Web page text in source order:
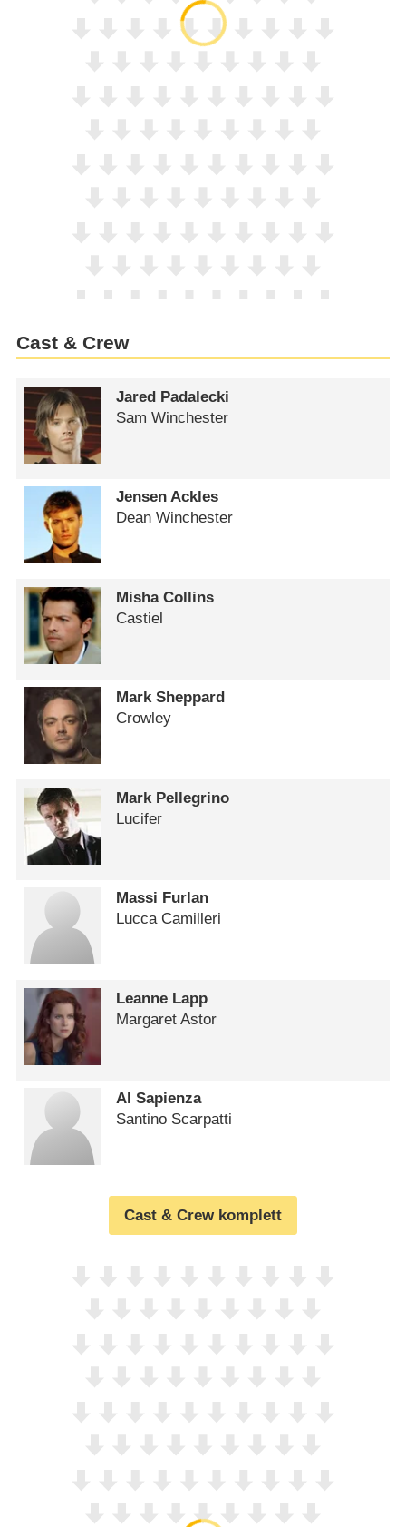
Cast & Crew
Jared Padalecki
Sam Winchester
Jensen Ackles
Dean Winchester
Misha Collins
Castiel
Mark Sheppard
Crowley
Mark Pellegrino
Lucifer
Massi Furlan
Lucca Camilleri
Leanne Lapp
Margaret Astor
Al Sapienza
Santino Scarpatti
Cast & Crew komplett